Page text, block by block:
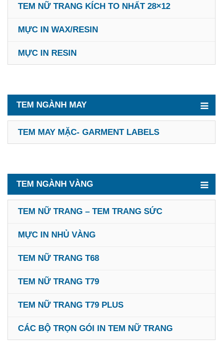
TEM NỮ TRANG KÍCH TO NHẤT 28×12
MỰC IN WAX/RESIN
MỰC IN RESIN
TEM NGÀNH MAY
TEM MAY MẶC- GARMENT LABELS
TEM NGÀNH VÀNG
TEM NỮ TRANG – TEM TRANG SỨC
MỰC IN NHỦ VÀNG
TEM NỮ TRANG T68
TEM NỮ TRANG T79
TEM NỮ TRANG T79 PLUS
CÁC BỘ TRỌN GÓI IN TEM NỮ TRANG